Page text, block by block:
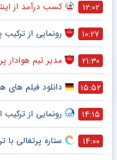
۱۲:۰۲ کسب درآمد از
۱۰:۲۷ رونمایی از
۲۱:۳۰ مدیر تیم هوادار
۱۵:۵۲ دانلود فیلم های
۱۴:۱۵ رونمایی از ترکیب
۱۴:۰۰ ستاره پرتغالی با